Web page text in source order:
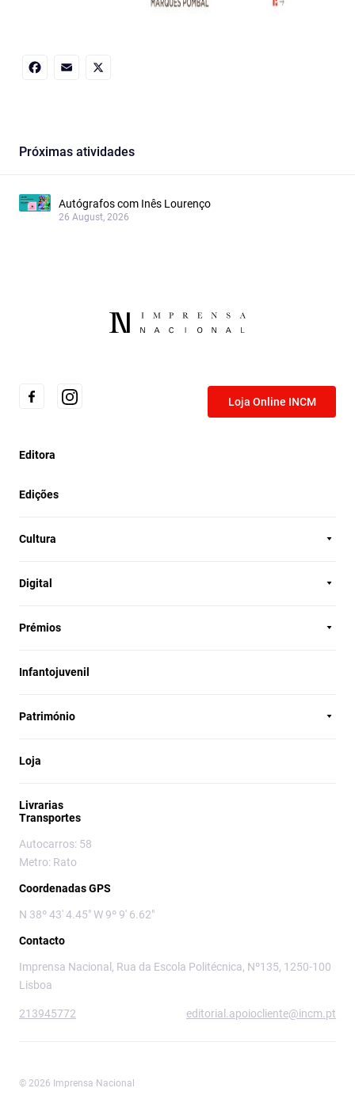
Próximas atividades
Autógrafos com Inês Lourenço
26 August, 2026
Loja Online INCM
Editora
Edições
Cultura
Digital
Prémios
Infantojuvenil
Património
Loja
Livrarias
Transportes
Autocarros: 58
Metro: Rato
Coordenadas GPS
N 38º 43' 4.45" W 9º 9' 6.62"
Contacto
Imprensa Nacional, Rua da Escola Politécnica, Nº135, 1250-100
Lisboa
213945772 editorial.apoiocliente@incm.pt
© 2026 Imprensa Nacional